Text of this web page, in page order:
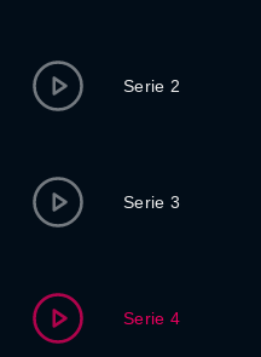
Serie 2
Serie 3
Serie 4